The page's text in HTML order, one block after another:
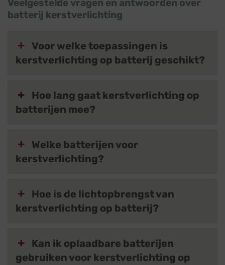
Veelgestelde vragen en antwoorden over
batterij kerstverlichting
Voor welke toepassingen is
kerstverlichting op batterij geschikt?
Hoe lang gaat kerstverlichting op
batterijen mee?
Welke batterijen voor
kerstverlichting?
Hoe is de lichtopbrengst van
kerstverlichting op batterij?
Kan ik oplaadbare batterijen
gebruiken voor kerstverlichting op